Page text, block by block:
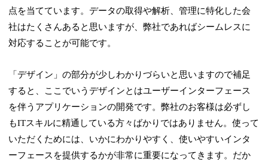
点を当てています。データの取得や解析、管理に特化した会
社はたくさんあると思いますが、弊社であればシームレスに
対応することが可能です。
「デザイン」の部分が少しわかりづらいと思いますので補足
すると、ここでいうデザインとはユーザーインターフェース
を伴うアプリケーションの開発です。弊社のお客様は必ずし
もITスキルに精通している方々ばかりではありません。使って
いただくためには、いかにわかりやすく、使いやすいインタ
ーフェースを提供するかが非常に重要になってきます。だか